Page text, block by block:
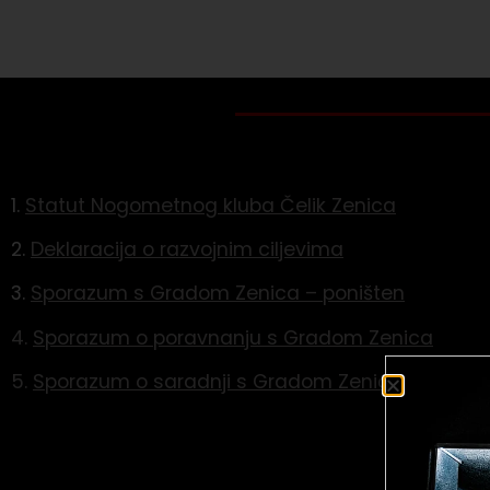
1. Statut Nogometnog kluba Čelik Zenica
2. Deklaracija o razvojnim ciljevima
3. Sporazum s Gradom Zenica – poništen
4. Sporazum o poravnanju s Gradom Zenica
5. Sporazum o saradnji s Gradom Zenica –